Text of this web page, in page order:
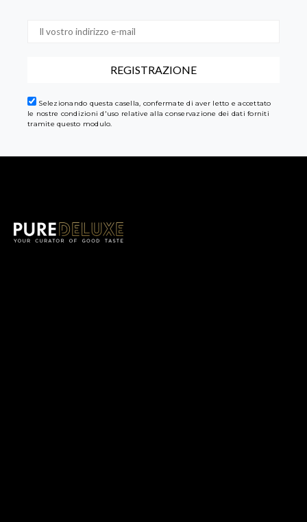
Selezionando questa casella, confermate di aver letto e accettato
le nostre condizioni d'uso relative alla conservazione dei dati forniti
tramite questo modulo.